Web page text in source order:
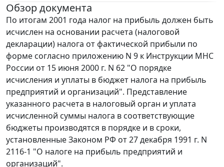
Обзор документа
По итогам 2001 года налог на прибыль должен быть
исчислен на основании расчета (налоговой
декларации) налога от фактической прибыли по
форме согласно приложению N 9 к Инструкции МНС
России от 15 июня 2000 г. N 62 "О порядке
исчисления и уплаты в бюджет налога на прибыль
предприятий и организаций". Представление
указанного расчета в налоговый орган и уплата
исчисленной суммы налога в соответствующие
бюджеты производятся в порядке и в сроки,
установленные Законом РФ от 27 декабря 1991 г. N
2116-1 "О налоге на прибыль предприятий и
организаций".